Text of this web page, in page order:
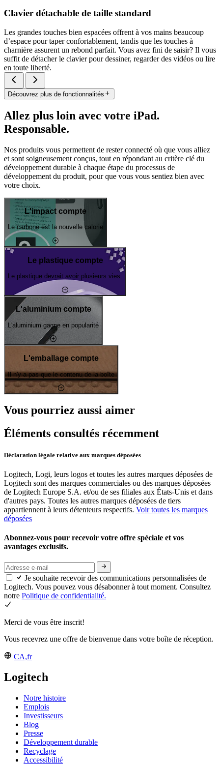
Clavier détachable de taille standard
Les grandes touches bien espacées offrent à vos mains beaucoup
d’espace pour taper confortablement, tandis que les touches à
charnière assurent un rebond parfait. Vous avez fini de saisir? Il vous
suffit de détacher le clavier pour dessiner, regarder des vidéos ou lire
en toute liberté.
Découvrez plus de fonctionnalités
Allez plus loin avec votre iPad.
Responsable.
Nos produits vous permettent de rester connecté où que vous alliez
et sont soigneusement conçus, tout en répondant au critère clé du
développement durable à chaque étape du processus de
développement du produit, pour que vous vous sentiez bien avec
votre choix.
L'impact compte
Le carbone est la nouvelle calorie
Le plastique compte
Le plastique devrait avoir plusieurs vies.
L'aluminium compte
L'aluminium gagne en popularité
L'emballage compte
Il n'y a pas que le contenu de la boîte
Vous pourriez aussi aimer
Éléments consultés récemment
Déclaration légale relative aux marques déposées
Logitech, Logi, leurs logos et toutes les autres marques déposées de
Logitech sont des marques commerciales ou des marques déposées
de Logitech Europe S.A. et/ou de ses filiales aux États-Unis et dans
d'autres pays. Toutes les autres marques déposées de tiers
appartiennent à leurs détenteurs respectifs. Voir toutes les marques
déposées
Abonnez-vous pour recevoir votre offre spéciale et vos
avantages exclusifs.
Je souhaite recevoir des communications personnalisées de
Logitech. Vous pouvez vous désabonner à tout moment. Consultez
notre Politique de confidentialité.
Merci de vous être inscrit!
Vous recevrez une offre de bienvenue dans votre boîte de réception.
CA,fr
Logitech
Notre histoire
Emplois
Investisseurs
Blog
Presse
Développement durable
Recyclage
Accessibilité